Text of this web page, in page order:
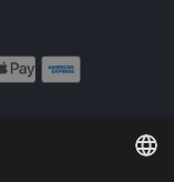
Rework-Labs